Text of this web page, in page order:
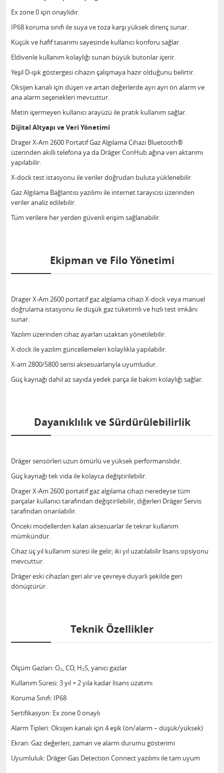
Ex zone 0 için onaylıdır.
IP68 koruma sınıfı ile suya ve toza karşı yüksek direnç sunar.
Küçük ve hafif tasarımı sayesinde kullanıcı konforu sağlar.
Eldivenle kullanım kolaylığı sunan büyük butonlar içerir.
Yeşil D-ışık göstergesi cihazın çalışmaya hazır olduğunu belirtir.
Oksijen kanalı için düşen ve artan değerlerde ayrı ayrı ön alarm ve
ana alarm seçenekleri mevcuttur.
Metin içermeyen kullanıcı arayüzü ile pratik kullanım sağlar.
Dijital Altyapı ve Veri Yönetimi
Drager X-Am 2600 Portatif Gaz Algılama Cihazı Bluetooth®
üzerinden akıllı telefona ya da Dräger ConHub ağına veri aktarımı
yapılabilir.
X-dock test istasyonu ile veriler doğrudan buluta yüklenebilir.
Gaz Algılama Bağlantısı yazılımı ile internet tarayıcısı üzerinden
veriler analiz edilebilir.
Tüm verilere her yerden güvenli erişim sağlanabilir.
Ekipman ve Filo Yönetimi
Drager X-Am 2600 portatif gaz algılama cihazı X-dock veya manuel
doğrulama istasyonu ile düşük gaz tüketimli ve hızlı test imkânı
sunar.
Yazılım üzerinden cihaz ayarları uzaktan yönetilebilir.
X-dock ile yazılım güncellemeleri kolaylıkla yapılabilir.
X-am 2800/5800 serisi aksesuarlarıyla uyumludur.
Güç kaynağı dahil az sayıda yedek parça ile bakım kolaylığı sağlar.
Dayanıklılık ve Sürdürülebilirlik
Dräger sensörleri uzun ömürlü ve yüksek performanslıdır.
Güç kaynağı tek vida ile kolayca değiştirilebilir.
Drager X-Am 2600 portatif gaz algılama cihazı neredeyse tüm
parçalar kullanıcı tarafından değiştirilebilir, diğerleri Dräger Servis
tarafından onarılabilir.
Önceki modellerden kalan aksesuarlar ile tekrar kullanım
mümkündür.
Cihaz üç yıl kullanım süresi ile gelir; iki yıl uzatılabilir lisans opsiyonu
mevcuttur.
Dräger eski cihazları geri alır ve çevreye duyarlı şekilde geri
dönüştürür.
Teknik Özellikler
Ölçüm Gazları: O₂, CO, H₂S, yanıcı gazlar
Kullanım Süresi: 3 yıl + 2 yıla kadar lisans uzatımı
Koruma Sınıfı: IP68
Sertifikasyon: Ex zone 0 onaylı
Alarm Tipleri: Oksijen kanalı için 4 eşik (ön/alarm – düşük/yüksek)
Ekran: Gaz değerleri, zaman ve alarm durumu gösterimi
Uyumluluk: Dräger Gas Detection Connect yazılımı ile tam uyum